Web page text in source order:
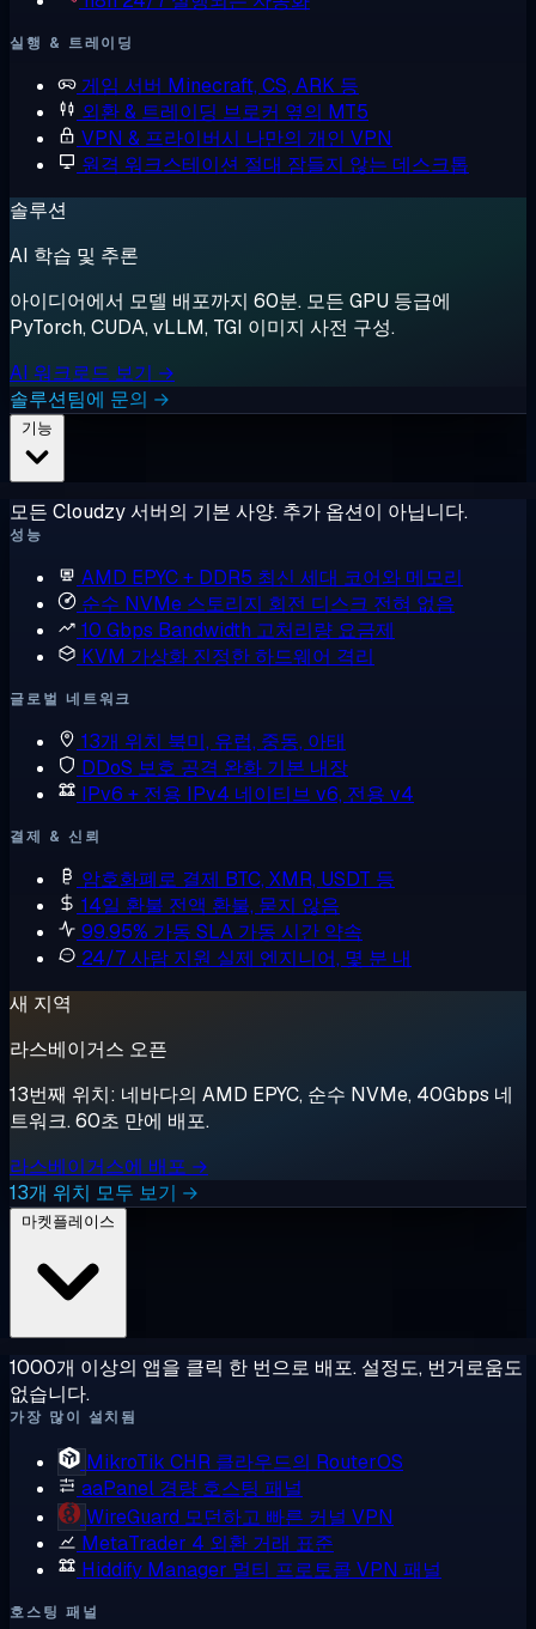
실행 & 트레이딩
게임 서버 Minecraft, CS, ARK 등
외환 & 트레이딩 브로커 옆의 MT5
VPN & 프라이버시 나만의 개인 VPN
원격 워크스테이션 절대 잠들지 않는 데스크톱
솔루션
AI 학습 및 추론
아이디어에서 모델 배포까지 60분. 모든 GPU 등급에
PyTorch, CUDA, vLLM, TGI 이미지 사전 구성.
AI 워크로드 보기 →
솔루션팀에 문의 →
모든 Cloudzy 서버의 기본 사양. 추가 옵션이 아닙니다.
성능
AMD EPYC + DDR5 최신 세대 코어와 메모리
순수 NVMe 스토리지 회전 디스크 전혀 없음
10 Gbps Bandwidth 고처리량 요금제
KVM 가상화 진정한 하드웨어 격리
글로벌 네트워크
13개 위치 북미, 유럽, 중동, 아태
DDoS 보호 공격 완화 기본 내장
IPv6 + 전용 IPv4 네이티브 v6, 전용 v4
결제 & 신뢰
암호화폐로 결제 BTC, XMR, USDT 등
14일 환불 전액 환불, 묻지 않음
99.95% 가동 SLA 가동 시간 약속
24/7 사람 지원 실제 엔지니어, 몇 분 내
새 지역
라스베이거스 오픈
13번째 위치: 네바다의 AMD EPYC, 순수 NVMe, 40Gbps 네
트워크. 60초 만에 배포.
라스베이거스에 배포 →
13개 위치 모두 보기 →
1000개 이상의 앱을 클릭 한 번으로 배포. 설정도, 번거로움도
없습니다.
가장 많이 설치됨
MikroTik CHR 클라우드의 RouterOS
aaPanel 경량 호스팅 패널
WireGuard 모던하고 빠른 커널 VPN
MetaTrader 4 외환 거래 표준
Hiddify Manager 멀티 프로토콜 VPN 패널
호스팅 패널